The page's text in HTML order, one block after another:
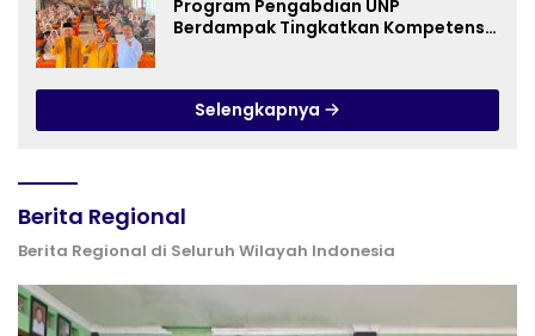
Program Pengabdian UNP
Berdampak Tingkatkan Kompetensi
Selengkapnya
Berita Regional
Berita Regional di Seluruh Wilayah Indonesia